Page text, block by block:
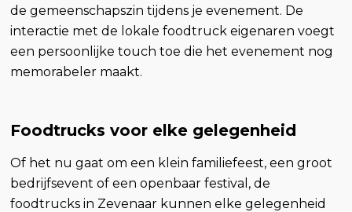
de gemeenschapszin tijdens je evenement. De
interactie met de lokale foodtruck eigenaren voegt
een persoonlijke touch toe die het evenement nog
memorabeler maakt.
Foodtrucks voor elke gelegenheid
Of het nu gaat om een klein familiefeest, een groot
bedrijfsevent of een openbaar festival, de
foodtrucks in Zevenaar kunnen elke gelegenheid